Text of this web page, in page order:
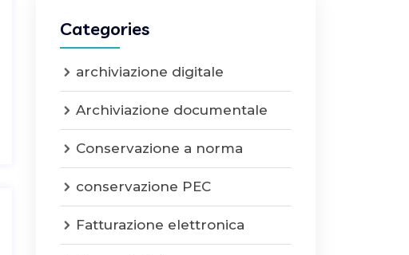
Categories
archiviazione digitale
Archiviazione documentale
Conservazione a norma
conservazione PEC
Fatturazione elettronica